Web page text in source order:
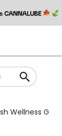
Wellness G